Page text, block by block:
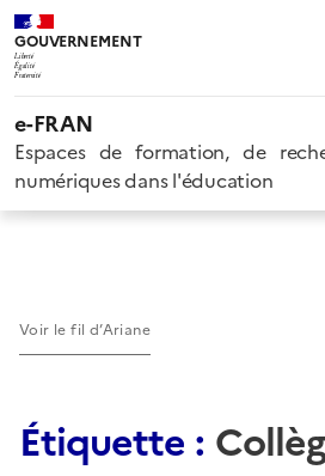
GOUVERNEMENT
Liberté
Égalité
Fraternité
e-FRAN
Espaces de formation, de
numériques dans l'éducation
Voir le fil d’Ariane
Étiquette :